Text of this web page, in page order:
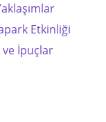
Etkinliği
İpuçlar